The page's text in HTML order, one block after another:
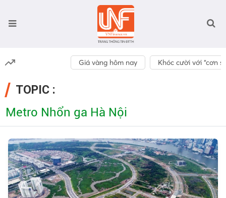
Giá vàng hôm nay Khóc cười với “cơn
TOPIC :
Metro Nhổn ga Hà Nội